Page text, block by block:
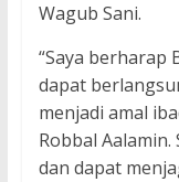
Wagub Sani.
“Saya berharap
dapat
menjadi amal
Robbal
dan dapat